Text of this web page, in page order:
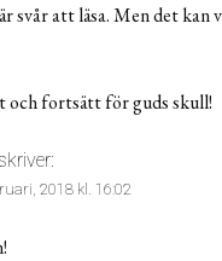
svår att läsa. Men det kan
och fortsätt för guds skull!
skriver:
2018 kl. 16:02